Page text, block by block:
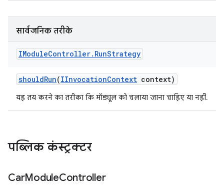
सार्वजनिक तरीके
IModuleController. RunStrategy
shouldRun(IInvocationContext context)
यह तय करने का तरीका कि मॉड्यूल को चलाया जाना चाहिए या नहीं.
पब्लिक कंस्ट्रक्टर
CarModuleController